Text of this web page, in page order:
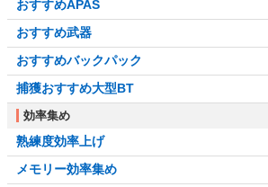
おすすめAPAS
おすすめ武器
おすすめバックパック
捕獲おすすめ大型BT
効率集め
熟練度効率上げ
メモリー効率集め